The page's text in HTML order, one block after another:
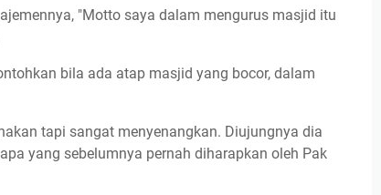
"Motto saya dalam mengurus masjid itu
bila ada atap masjid yang bocor, dalam
tapi sangat menyenangkan. Diujungnya dia
yang sebelumnya pernah diharapkan oleh Pak